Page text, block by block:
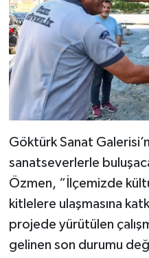
Göktürk Sanat
sanatseverlerle
Özmen, “İlçemizde
kitlelere ulaşmasına
projede yürütülen
gelinen son durumu